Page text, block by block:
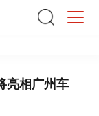
亮相广州车